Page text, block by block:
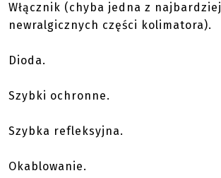
Włącznik (chyba jedna z najbardziej
newralgicznych części kolimatora).
Dioda.
Szybki ochronne.
Szybka refleksyjna.
Okablowanie.